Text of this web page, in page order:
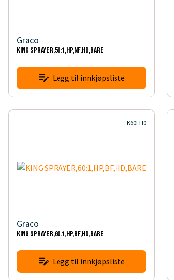
Graco
KING SPRAYER,50:1,HP,NF,HD,BARE
Legg til innkjøpsliste
K60FH0
Graco
KING SPRAYER,60:1,HP,BF,HD,BARE
Legg til innkjøpsliste